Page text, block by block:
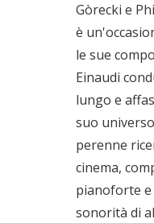
Gòrecki e
è
le sue
Einaudi
lungo e
suo
perenne
cinema,
pianoforte
sonorità di